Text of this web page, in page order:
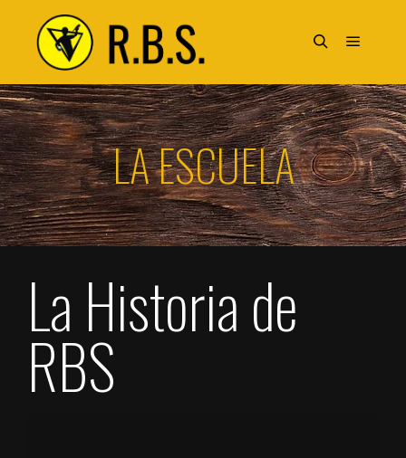
LA ESCUELA
La Historia de
RBS